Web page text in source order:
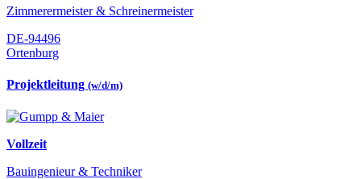
Zimmerermeister & Schreinermeister
DE-94496
Ortenburg
Projektleitung (w/d/m)
Vollzeit
Bauingenieur & Techniker